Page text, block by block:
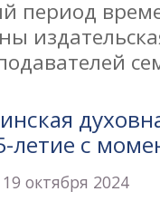
период
летие с
19 октября 2024